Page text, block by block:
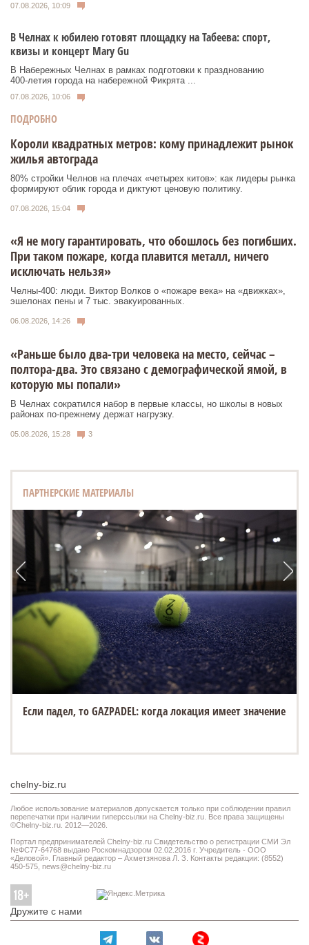
07.08.2026, 10:09
В Челнах к юбилею готовят площадку на Табеева: спорт,
квизы и концерт Mary Gu
В Набережных Челнах в рамках подготовки к празднованию
400‑летия города на набережной Фикрята ...
07.08.2026, 10:06
ПОДРОБНО
Короли квадратных метров: кому принадлежит рынок
жилья автограда
80% стройки Челнов на плечах «четырех китов»: как лидеры рынка
формируют облик города и диктуют ценовую политику.
07.08.2026, 15:04
«Я не могу гарантировать, что обошлось без погибших.
При таком пожаре, когда плавится металл, ничего
исключать нельзя»
Челны-400: люди. Виктор Волков о «пожаре века» на «движках»,
эшелонах пены и 7 тыс. эвакуированных.
06.08.2026, 14:26
«Раньше было два-три человека на место, сейчас –
полтора-два. Это связано с демографической ямой, в
которую мы попали»
В Челнах сократился набор в первые классы, но школы в новых
районах по-прежнему держат нагрузку.
05.08.2026, 15:28 3
ПАРТНЕРСКИЕ МАТЕРИАЛЫ
Если падел, то GAZPADEL: когда локация имеет значение
chelny-biz.ru
Любое использование материалов допускается только при соблюдении правил
перепечатки при наличии гиперссылки на Chelny-biz.ru. Все права защищены
©Chelny-biz.ru. 2012—2026.
Портал предпринимателей Chelny-biz.ru Свидетельство о регистрации СМИ Эл
№ФС77-64768 выдано Роскомнадзором 02.02.2016 г. Учредитель - ООО
«Деловой». Главный редактор – Ахметзянова Л. З. Контакты редакции: (8552)
450-575, news@chelny-biz.ru
Дружите с нами